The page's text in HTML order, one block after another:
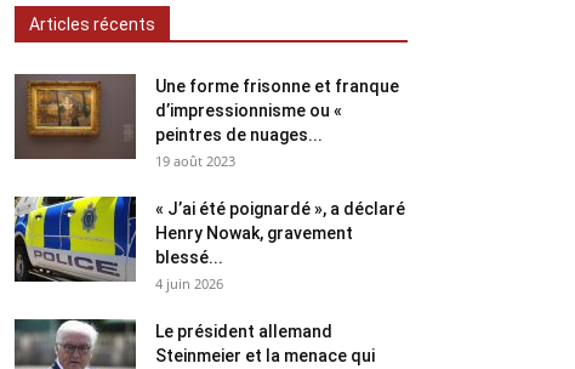
Articles récents
Une forme frisonne et franque
d’impressionnisme ou «
peintres de nuages...
19 août 2023
« J’ai été poignardé », a déclaré
Henry Nowak, gravement
blessé...
4 juin 2026
Le président allemand
Steinmeier et la menace qui